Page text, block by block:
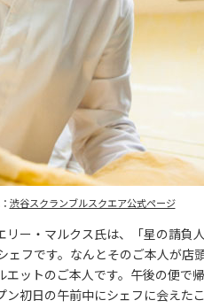
渋谷スクランブルスクエア公式ページ
ー・マルクス氏は、「星の請負
ェフです。なんとそのご本人が店
ットのご本人です。午後の便で
初日の午前中にシェフに会えた